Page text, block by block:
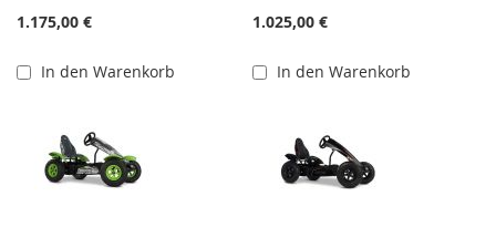
1.175,00 €
In den Warenkorb
1.025,00 €
In den Warenkorb